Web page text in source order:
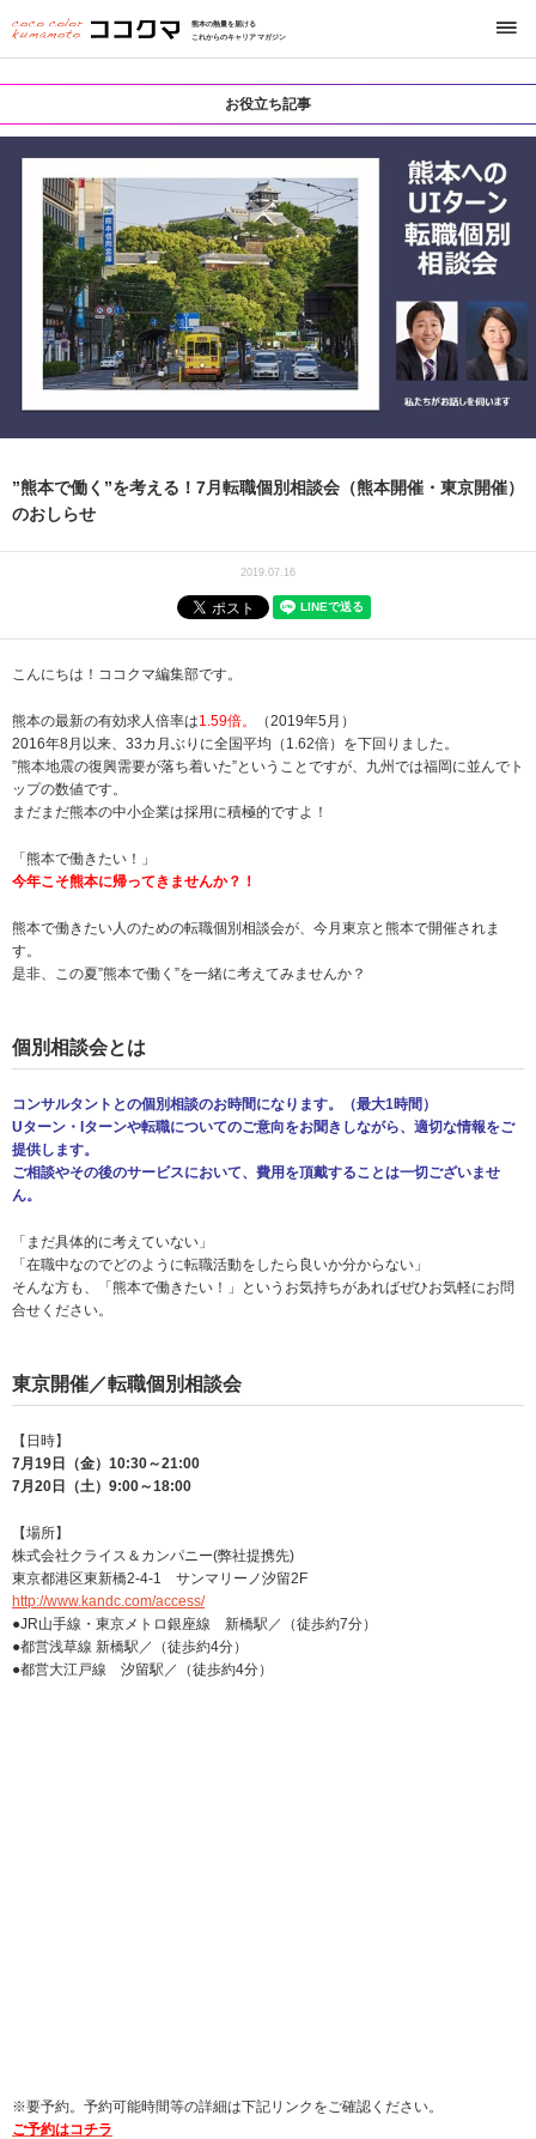
熊本の熱量を届ける
これからのキャリアマガジン
お役立ち記事
”熊本で働く”を考える！7月転職個別相談会（熊本開催・東京開催）
のおしらせ
2019.07.16
こんにちは！ココクマ編集部です。
熊本の最新の有効求人倍率は1.59倍。 （2019年5月 ）
2016年8月以来、33カ月ぶりに全国平均（1.62倍）を下回りました。
”熊本地震の復興需要が落ち着いた”ということですが、九州では福岡に並んでト
ップの数値です。
まだまだ熊本の中小企業は採用に積極的ですよ！
「熊本で働きたい！」
今年こそ熊本に帰ってきませんか？！
熊本で働きたい人のための転職個別相談会が、今月東京と熊本で開催されま
す。
是非、この夏”熊本で働く”を一緒に考えてみませんか？
個別相談会とは
コンサルタントとの個別相談のお時間になります。（最大1時間）
Uターン・Iターンや転職についてのご意向をお聞きしながら、適切な情報をご
提供します。
ご相談やその後のサービスにおいて、費用を頂戴することは一切ございませ
ん。
「まだ具体的に考えていない」
「在職中なのでどのように転職活動をしたら良いか分からない」
そんな方も、「熊本で働きたい！」というお気持ちがあればぜひお気軽にお問
合せください。
東京開催／転職個別相談会
【日時】
7月19日（金）10:30～21:00
7月20日（土）9:00～18:00
【場所】
株式会社クライス＆カンパニー(弊社提携先)
東京都港区東新橋2-4-1 サンマリーノ汐留2F
http://www.kandc.com/access/
●JR山手線・東京メトロ銀座線 新橋駅／（徒歩約7分）
●都営浅草線 新橋駅／（徒歩約4分）
●都営大江戸線 汐留駅／（徒歩約4分）
※要予約。予約可能時間等の詳細は下記リンクをご確認ください。
ご予約はコチラ